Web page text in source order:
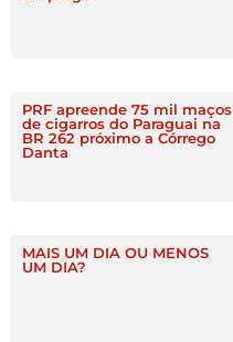
PRF apreende 75 mil maços
de cigarros do Paraguai na
BR 262 próximo a Córrego
Danta
MAIS UM DIA OU MENOS
UM DIA?